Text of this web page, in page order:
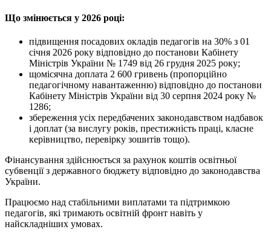
Що змінюється у 2026 році:
підвищення посадових окладів педагогів на 30% з 01
січня 2026 року відповідно до постанови Кабінету
Міністрів України № 1749 від 26 грудня 2025 року;
щомісячна доплата 2 600 гривень (пропорційно
педагогічному навантаженню) відповідно до постанови
Кабінету Міністрів України від 30 серпня 2024 року №
1286;
збереження усіх передбачених законодавством надбавок
і доплат (за вислугу років, престижність праці, класне
керівництво, перевірку зошитів тощо).
Фінансування здійснюється за рахунок коштів освітньої
субвенції з державного бюджету відповідно до законодавства
України.
Працюємо над стабільними виплатами та підтримкою
педагогів, які тримають освітній фронт навіть у
найскладніших умовах.